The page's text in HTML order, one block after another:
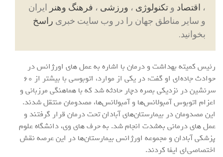
، اقتصاد و تکنولوژی ، ورزشی ، فرهنگ وهنر ایران
و سایر مناطق جهان را در وب سایت خبری راسخ
بخوانید.
رئیس کمیته بهداشت و درمان با اشاره به عمل های اورژانس در
حوادث جاده‌ای او گفت: در یکی از موارد، اتوبوسی با بیشتر از ۶۰
سرنشین در نزدیکی بصره دچار حادثه شد که با هماهنگی مرزبانی و
اعزام اتوبوس آمبولانس‌ها و آمبولانس‌ها، مصدومان منتقل شدند.
این مصدومان در بیمارستان‌های آبادان تحت درمان قرار گرفتند و
عمل های درمانی به‌شدت انجام شد. به حرف های وی، دانشگاه علوم
پزشکی آبادان و مجموعه اورژانس بیمارستان‌ها در این عرصه نقش
اختصاصی‌ای ایفا کردند.